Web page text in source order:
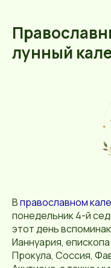
лунный
Вправославном
понедельник 4-й
этот день
Ианнуария,
Прокула, Соссия,